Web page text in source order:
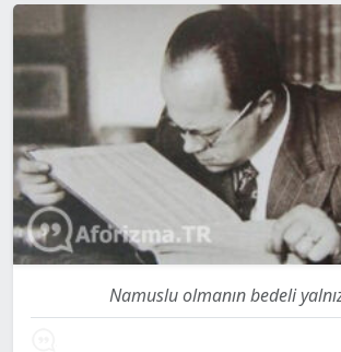
Namuslu olmanın bedeli